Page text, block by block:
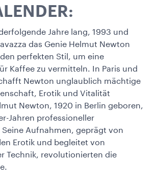
Jahre lang, 1993 und
das Genie Helmut Newton
perfekten Stil, um eine
Kaffee zu vermitteln. In Paris und
Newton unglaublich mächtige
Erotik und Vitalität
Newton, 1920 in Berlin geboren,
Jahren professioneller
Aufnahmen, geprägt von
Erotik und begleitet von
Technik, revolutionierten die